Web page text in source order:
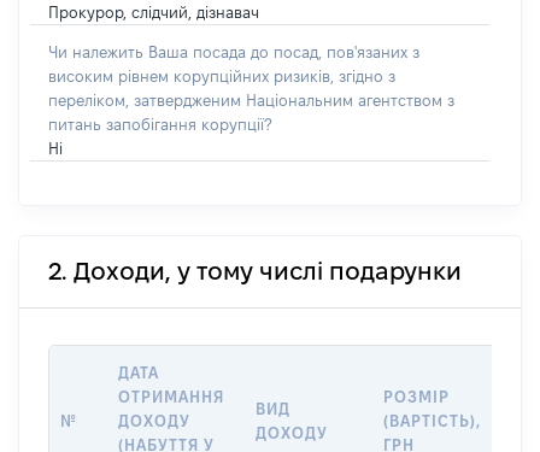
Прокурор, слідчий, дізнавач
Чи належить Ваша посада до посад, пов'язаних з
високим рівнем корупційних ризиків, згідно з
переліком, затвердженим Національним агентством з
питань запобігання корупції?
Ні
2. Доходи, у тому числі подарунки
№
ДАТА
ОТРИМАННЯ
ДОХОДУ
(НАБУТТЯ У
ВИД
ДОХОДУ
РОЗМІР
(ВАРТІСТЬ),
ГРН